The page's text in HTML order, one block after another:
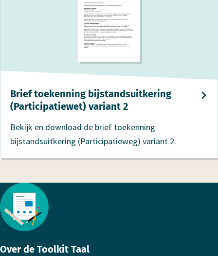
Brief toekenning bijstandsuitkering
(Participatiewet) variant 2
Bekijk en download de brief toekenning
bijstandsuitkering (Participatieweg) variant 2.
Footer
Over de Toolkit Taal